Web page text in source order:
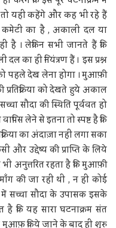
यही कहेंगे और कह भी रहे हैं
कमेटी का है , अकाली दल या
है । लेकिन सभी जानते हैं कि
का ही नियंत्रण हैं । इस प्रश्न
पहले देख लेना होगा । मुआफ़ी
को देखते हुये अकाल
सौदा की स्थिति पूर्ववत हो
लेने से इतना तो स्पष्ट है कि
का अंदाज़ा नहीं लगा सका
उद्देष्य की प्राप्ति के लिये
अनुत्तरित रहता है कि मुआफ़ी
की जा रही थी , न ही कोई
में सच्चा सौदा के उपासक इसके
है कि यह सारा घटनाक्रम संत